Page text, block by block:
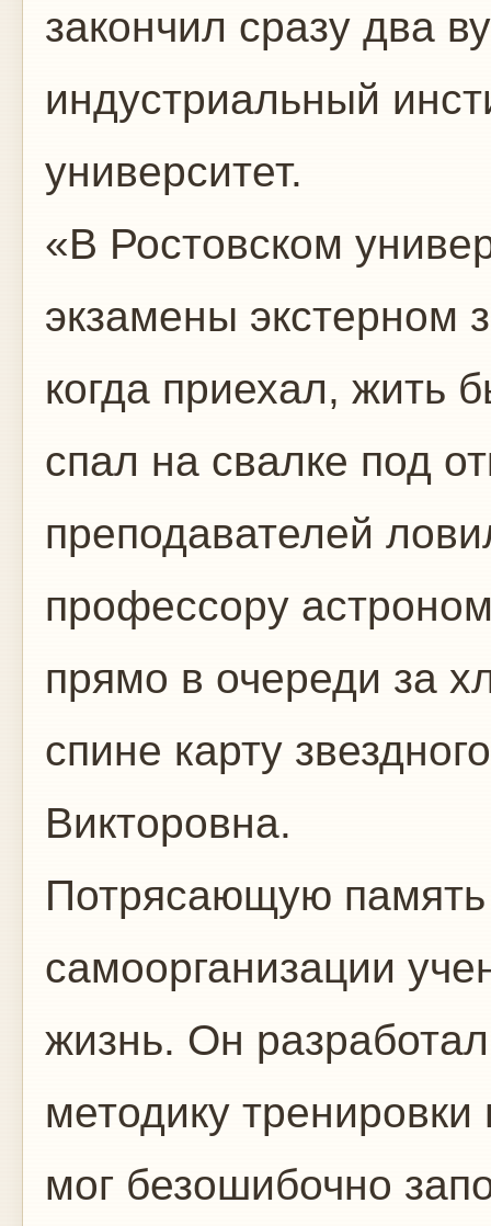
закончил сразу два
индустриальный
университет.
«В Ростовском
экзамены экстерном
когда приехал, жить
спал на свалке под
преподавателей
профессору
прямо в очереди за
спине карту
Викторовна.
Потрясающую память
самоорганизации
жизнь. Он
методику
мог безошибочно